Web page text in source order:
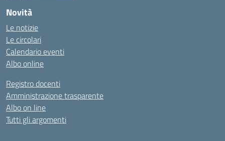
Novità
Le notizie
Le circolari
Calendario eventi
Albo online
Registro docenti
Amministrazione trasparente
Albo on line
Tutti gli argomenti